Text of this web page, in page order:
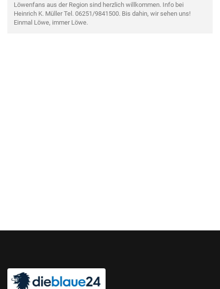
Löwenfans aus der Region sind herzlich willkommen. Info bei
Heinrich K. Müller Tel. 06251/9841500. Bis dahin, wir sehen uns!
Einmal Löwe, immer Löwe.